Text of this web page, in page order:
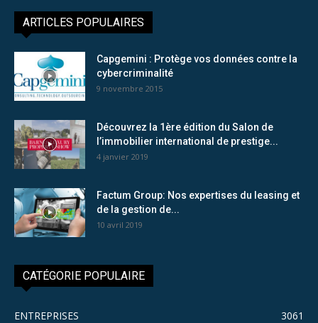
ARTICLES POPULAIRES
Capgemini : Protège vos données contre la
cybercriminalité
9 novembre 2015
Découvrez la 1ère édition du Salon de
l’immobilier international de prestige...
4 janvier 2019
Factum Group: Nos expertises du leasing et
de la gestion de...
10 avril 2019
CATÉGORIE POPULAIRE
ENTREPRISES
3061